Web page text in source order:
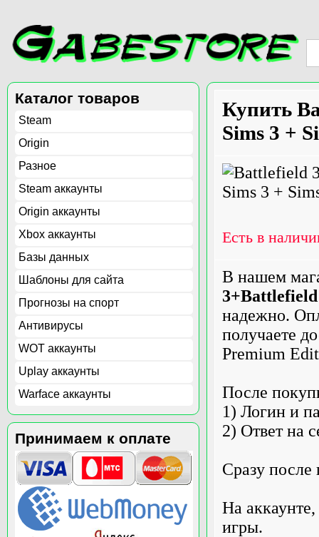
Каталог товаров
Steam
Origin
Разное
Steam аккаунты
Origin аккаунты
Xbox аккаунты
Базы данных
Шаблоны для сайта
Прогнозы на спорт
Антивирусы
WOT аккаунты
Uplay аккаунты
Warface аккаунты
Принимаем к оплате
Купить
Sims 3 +
Есть в
В нашем
надежно.
получаете
Premium
После
1) Логин и
2) Ответ на
Сразу после
На аккаунте,
игры.